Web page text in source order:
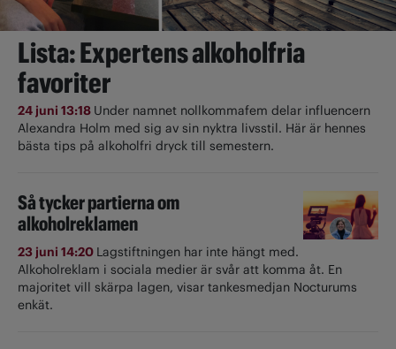
Lista: Expertens alkoholfria
favoriter
24 juni 13:18 Under namnet nollkommafem delar influencern
Alexandra Holm med sig av sin nyktra livsstil. Här är hennes
bästa tips på alkoholfri dryck till semestern.
Så tycker partierna om
alkoholreklamen
23 juni 14:20 Lagstiftningen har inte hängt med.
Alkoholreklam i sociala medier är svår att komma åt. En
majoritet vill skärpa lagen, visar tankesmedjan Nocturums
enkät.